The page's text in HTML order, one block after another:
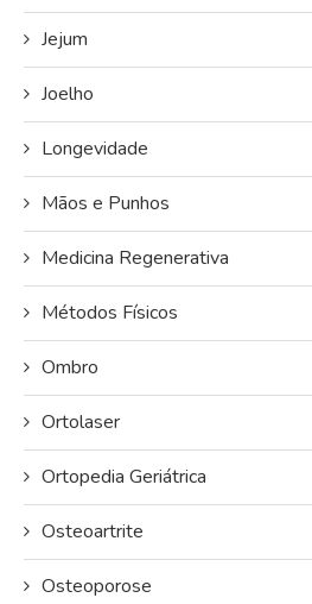
Jejum
Joelho
Longevidade
Mãos e Punhos
Medicina Regenerativa
Métodos Físicos
Ombro
Ortolaser
Ortopedia Geriátrica
Osteoartrite
Osteoporose